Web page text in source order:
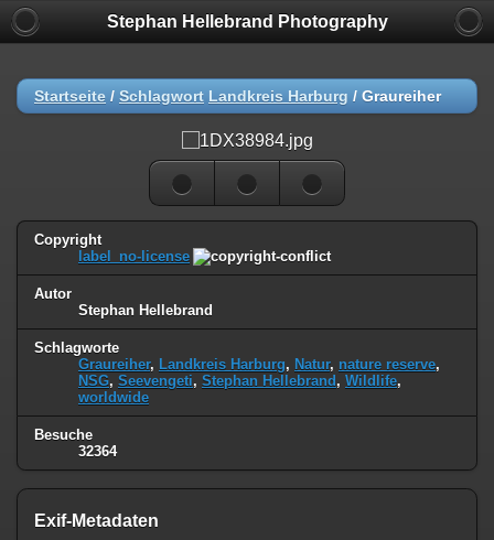
Stephan Hellebrand Photography
Startseite / Schlagwort Landkreis Harburg / Graureiher
Copyright
label_no-license
Autor
Stephan Hellebrand
Schlagworte
Graureiher, Landkreis Harburg, Natur, nature reserve,
NSG, Seevengeti, Stephan Hellebrand , Wildlife,
worldwide
Besuche
32364
Exif-Metadaten